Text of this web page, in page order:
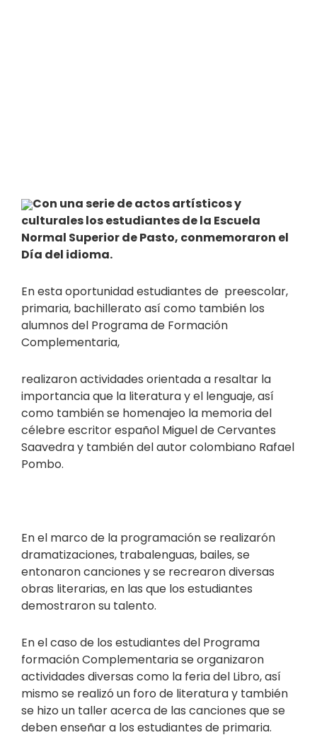
Con una serie de actos artísticos y
culturales los estudiantes de la Escuela
Normal Superior de Pasto, conmemoraron el
Día del idioma.
En esta oportunidad estudiantes de preescolar,
primaria, bachillerato así como también los
alumnos del Programa de Formación
Complementaria,
realizaron actividades orientada a resaltar la
importancia que la literatura y el lenguaje, así
como también se homenajeo la memoria del
célebre escritor español Miguel de Cervantes
Saavedra y también del autor colombiano Rafael
Pombo.
En el marco de la programación se realizarón
dramatizaciones, trabalenguas, bailes, se
entonaron canciones y se recrearon diversas
obras literarias, en las que los estudiantes
demostraron su talento.
En el caso de los estudiantes del Programa
formación Complementaria se organizaron
actividades diversas como la feria del Libro, así
mismo se realizó un foro de literatura y también
se hizo un taller acerca de las canciones que se
deben enseñar a los estudiantes de primaria.